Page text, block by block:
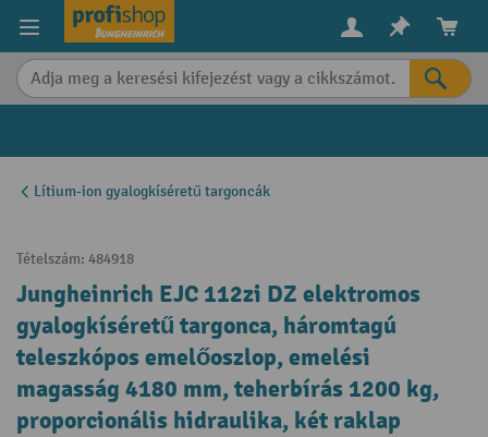
content
Lítium-ion gyalogkíséretű targoncák
Tételszám: 484918
Jungheinrich EJC 112zi DZ elektromos
gyalogkíséretű targonca, háromtagú
teleszkópos emelőoszlop, emelési
magasság 4180 mm, teherbírás 1200 kg,
proporcionális hidraulika, két raklap